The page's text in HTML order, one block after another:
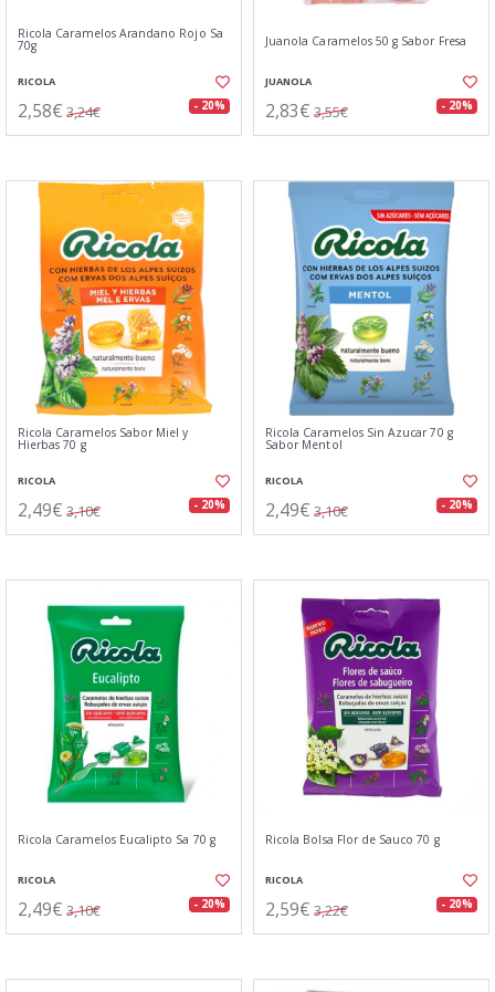
Ricola Caramelos Arandano Rojo Sa
70g
RICOLA
2,58€ 3,24€ - 20%
Juanola Caramelos 50 g Sabor Fresa
JUANOLA
2,83€ 3,55€ - 20%
Ricola Caramelos Sabor Miel y
Hierbas 70 g
RICOLA
2,49€ 3,10€ - 20%
Ricola Caramelos Sin Azucar 70 g
Sabor Mentol
RICOLA
2,49€ 3,10€ - 20%
Ricola Caramelos Eucalipto Sa 70 g
RICOLA
2,49€ 3,10€ - 20%
Ricola Bolsa Flor de Sauco 70 g
RICOLA
2,59€ 3,22€ - 20%